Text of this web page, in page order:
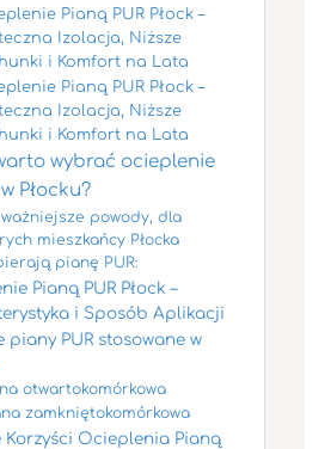
Pianą PUR Płock –
Izolacja, Niższe
i Komfort na Lata
Pianą PUR Płock –
Izolacja, Niższe
i Komfort na Lata
wybrać ocieplenie
Płocku?
powody, dla
mieszkańcy Płocka
pianę PUR:
Pianą PUR Płock –
i Sposób Aplikacji
piany PUR stosowane w
otwartokomórkowa
zamkniętokomórkowa
Korzyści Ocieplenia Pianą